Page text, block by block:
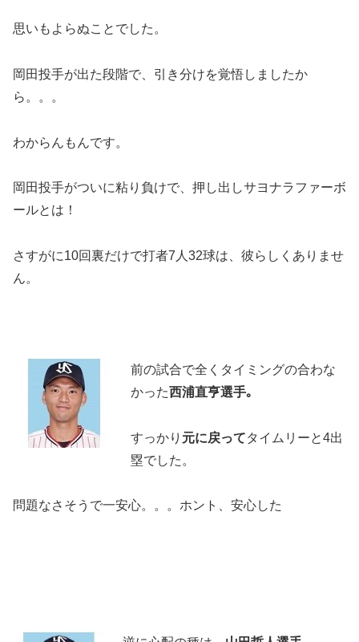
思いもよらぬことでした。
岡田投手が出た段階で、引き分けを覚悟しましたか
ら。。。
わからんもんです。
岡田投手がついに粘り負けで、押し出しサヨナラファーボ
ールとは！
さすがに10回裏だけで打者7人32球は、彼らしくありませ
ん。
前の試合で全くタイミングの合わな
かった西浦直亨選手｡
すっかり 元に戻ってタイムリーと4出
塁でした。
問題なさそうで一安心。。。ホント、安心した